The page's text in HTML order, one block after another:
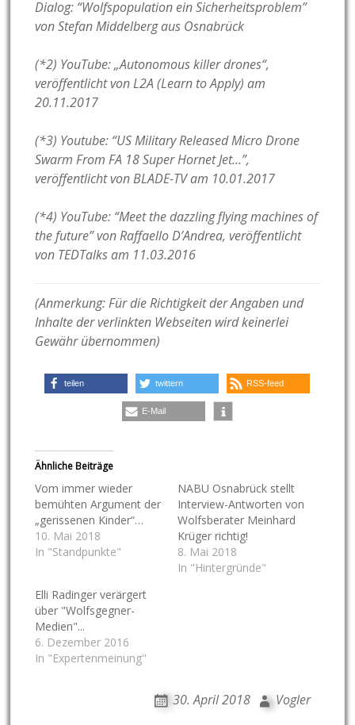
Dialog: “Wolfspopulation ein Sicherheitsproblem”
von Stefan Middelberg aus Osnabrück
(*2) YouTube: „Autonomous killer drones“,
veröffentlicht von L2A (Learn to Apply) am
20.11.2017
(*3) Youtube: “US Military Released Micro Drone
Swarm From FA 18 Super Hornet Jet…”,
veröffentlicht von BLADE-TV am 10.01.2017
(*4) YouTube: “Meet the dazzling flying machines of
the future” von Raffaello D’Andrea, veröffentlicht
von TEDTalks am 11.03.2016
(Anmerkung: Für die Richtigkeit der Angaben und
Inhalte der verlinkten Webseiten wird keinerlei
Gewähr übernommen)
teilen twittern RSS-feed
E-Mail
Ähnliche Beiträge
Vom immer wieder
bemühten Argument der
„gerissenen Kinder“…
10. Mai 2018
In "Standpunkte"
NABU Osnabrück stellt
Interview-Antworten von
Wolfsberater Meinhard
Krüger richtig!
8. Mai 2018
In "Hintergründe"
Elli Radinger verärgert
über "Wolfsgegner-
Medien"...
6. Dezember 2016
In "Expertenmeinung"
30. April 2018 Vogler